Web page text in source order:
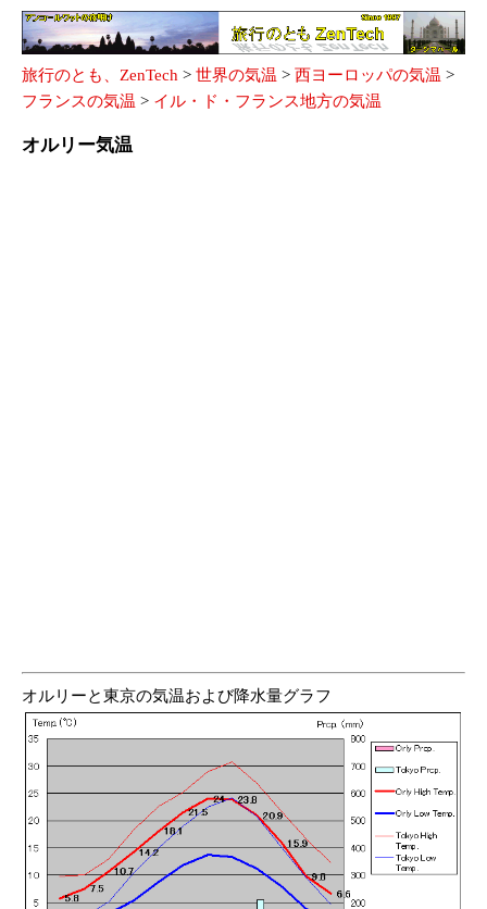
旅行のとも、ZenTech > 世界の気温 > 西ヨーロッパの気温 >
フランスの気温 > イル・ド・フランス地方の気温
オルリー気温
オルリーと東京の気温および降水量グラフ